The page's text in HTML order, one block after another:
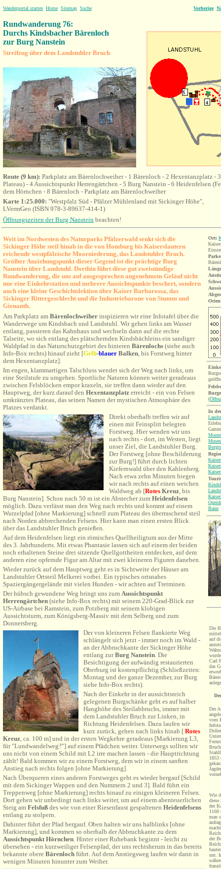
Wanderportal starten Home Sitemap Suche Vorherige
Rundwanderung 76:
Durchs Kindsbacher Bärenloch
zur Burg Nanstein
Streifzug über dem Landstuhler Bruch
Route (9 km): Parkplatz am Bärenlochweiher - 1 Bärenloch - 2 Hexentanzplatz -
Plateau) - 4 Aussichtspunkt Herrengärtchen - 5 Burg Nanstein - 6 Heidenfelsen
dem Hörnchen - 8 Bärenloch - Parkplatz am Bärenlochweiher
Karte 1:25.000: "Westpfalz Süd - Pfälzer Mühlenland mit Sickinger Höhe",
LVermGeo (ISBN 978-3-89637-414-1)
Öffnungszeiten der Burg Nanstein beachten!
Weit im Nordwesten des Naturparks Pfälzerwald senkt sich die
Sickinger Höhe steil hinab in die von Homburg bis Kaiserslautern
reichende westpfälzische Moorniederung, das Landstuhler Bruch.
Größter Anziehungspunkt dieser Gegend ist die prächtige Burg
Nanstein über Landstuhl. Dorthin führt diese gut zweistündige
Rundwanderung, die uns auf ausgesprochen angenehmem Geläuf nicht
nur eine Einkehrstation und mehrere Aussichtspunkte beschert, sondern
auch eine kleine Geschichtslektion über Kaiser Barbarossa, das
Sickinger Rittergeschlecht und die Industriebarone von Stumm und
Gienanth.
Am Parkplatz am Bärenlochweiher inspizieren wir eine Infotafel über die
Wanderwege um Kindsbach und Landstuhl. Wir gehen links am Wasser
entlang, passieren das Kahnhaus und wechseln dann auf die rechte
Talseite, wo sich entlang des plätschernden Kindsbächleins ein sandiger
Waldpfad in das Naturschutzgebiet des hinteren Bärenlochs (siehe auch
Info-Box rechts) hinauf zieht [Gelb-blauer Balken, bis Forstweg hinter
dem Hexentanzplatz].
Im engen, klammartigen Talschluss wendet sich der Weg nach links, um
eine Steilstufe zu umgehen. Sportliche Naturen können weiter geradeaus
zwischen Felsblöcken empor kraxeln, sie treffen dann wieder auf den
Hauptweg, der kurz darauf den Hexentanzplatz erreicht - ein von Felsen
umkränztes Plateau, das seinen Namen der mystischen Atmosphäre des
Platzes verdankt.
Direkt oberhalb treffen wir auf
einen mit Feinsplitt belegten
Forstweg. Hier wenden wir uns
nach rechts - dort, im Westen, liegt
unser Ziel, die Landstuhler Burg.
Der Forstweg [ohne Beschilderung
zur Burg!] führt durch lichten
Kiefernwald über den Kahlenberg.
Nach etwa zehn Minuten biegen
wir nach rechts auf einen weichen
Waldweg ab [Rotes Kreuz, bis
Burg Nanstein]. Schon nach 50 m ist ein Abstecher zum Heidenfelsen
möglich. Dazu verlässt man den Weg nach rechts und kommt auf einem
Wurzelpfad [ohne Markierung] schnell zum Plateau des überraschend steil
nach Norden abbrechenden Felsens. Hier kann man einen ersten Blick
über das Landstuhler Bruch genießen.
Auf dem Heidenfelsen liegt ein römisches Quellheiligtum aus der Mitte
des 3. Jahrhunderts. Mit etwas Phantasie lassen sich auf einem der beiden
noch erhaltenen Steine drei sitzende Quellgottheiten entdecken, auf dem
anderen eine opfernde Figur am Altar mit zwei kleineren Figuren daneben.
Wieder zurück auf dem Hauptweg geht es in Sichtweite der Häuser am
Landstuhler Ortsteil Melkerei vorbei. Ein typisches ortsnahes
Spaziergängergelände mit vielen Hunden - wir achten auf Tretminen.
Der hübsch gewundene Weg bringt uns zum Aussichtspunkt
Herrengärtchen (siehe Info-Box rechts) mit seinem 220-Grad-Blick zur
US-Airbase bei Ramstein, zum Potzberg mit seinem klobigen
Aussichtsturm, zum Königsberg-Massiv mit dem Selberg und zum
Donnersberg.
Der von kleineren Felsen flankierte Weg
schlängelt sich jetzt - immer noch im Wald -
an der Abbruchkante der Sickinger Höhe
entlang zurBurg Nanstein. Die
Besichtigung der aufwändig restaurierten
Oberburg ist kostenpflichtig (Schließzeiten:
Montag und der ganze Dezember, zur Burg
siehe Info-Box rechts).
Nach der Einkehr in der aussichtsreich
gelegenen Burgschänke geht es auf halber
Hanghöhe des Steilabbruchs, immer mit
dem Landstuhler Bruch zur Linken, in
Richtung Heidenfelsen. Dazu laufen wir
kurz zurück, gehen nach links hinab [ Rotes
Kreuz, ca. 100 m] und in der ersten Wegkehre geradeaus [Markierung L3,
für "Lundwandelweg?"] auf einem Pfädchen weiter. Unterwegs sollten wir
uns nicht von einem Schild mit L2 irre machen lassen - die Hauptrichtung
zählt! Bald kommen wir zu einem Forstweg, dem wir in einem sanften
Anstieg nach rechts folgen [ohne Markierung].
Nach Überqueren eines anderen Forstweges geht es wieder bergauf [Schild
mit dem Sickinger Wappen und den Nummern 2 und 3]. Bald führt ein
Treppenweg [ohne Markierung] rechts hinauf zu einigen kleineren Felsen.
Dort gehen wir unbedingt nach links weiter, um auf einem abenteuerlichen
Steig am Felsfuß des wie von einer Riesenfaust gespaltenen Heidenfelsens
entlang zu stolpern.
Dahinter führt der Pfad bergauf. Oben halten wir uns halblinks [ohne
Markierung], und kommen so oberhalb der Abbruchkante zu dem
Aussichtspunkt Hörnchen. Hinter einer Ruhebank beginnt - leicht zu
übersehen - ein kurzweiliger Felsenpfad, der uns rechtsherum in das bereits
bekannte obere Bärenloch führt. Auf dem Anstiegsweg laufen wir dann in
wenigen Minuten hinunter zum Weiher.
Ort:
(
In
Bann
Die
auf
Carl
das
Der
vom
1853
Wie
diese
der
1160
man
der
um.